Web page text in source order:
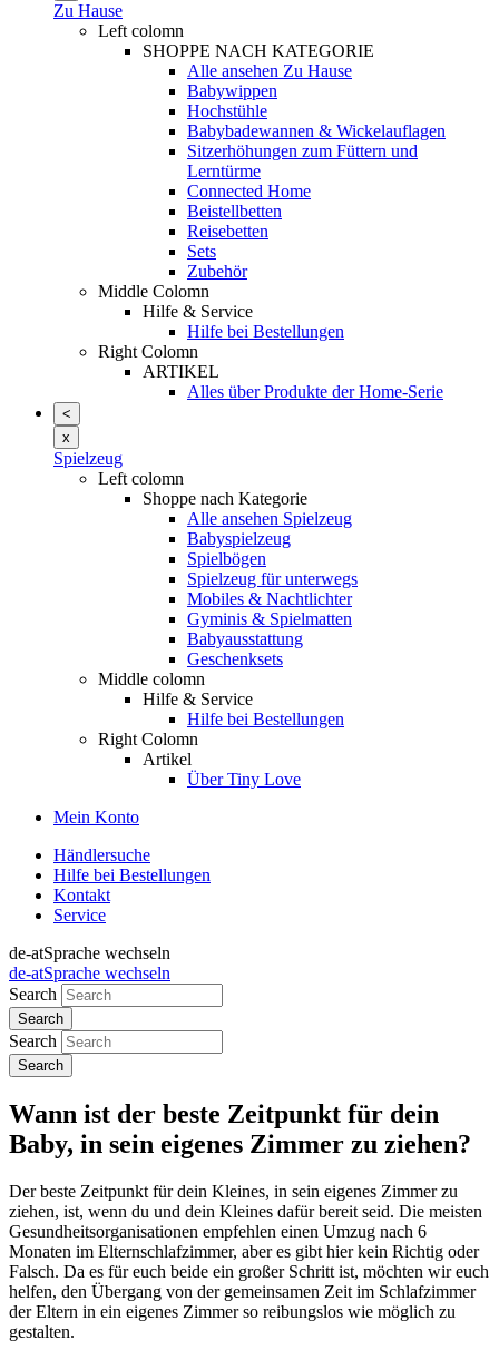
Zu Hause
Left colomn
SHOPPE NACH KATEGORIE
Alle ansehen Zu Hause
Babywippen
Hochstühle
Babybadewannen & Wickelauflagen
Sitzerhöhungen zum Füttern und
Lerntürme
Connected Home
Beistellbetten
Reisebetten
Sets
Zubehör
Middle Colomn
Hilfe & Service
Hilfe bei Bestellungen
Right Colomn
ARTIKEL
Alles über Produkte der Home-Serie
<
x
Spielzeug
Left colomn
Shoppe nach Kategorie
Alle ansehen Spielzeug
Babyspielzeug
Spielbögen
Spielzeug für unterwegs
Mobiles & Nachtlichter
Gyminis & Spielmatten
Babyausstattung
Geschenksets
Middle colomn
Hilfe & Service
Hilfe bei Bestellungen
Right Colomn
Artikel
Über Tiny Love
Mein Konto
Händlersuche
Hilfe bei Bestellungen
Kontakt
Service
de-atSprache wechseln
de-atSprache wechseln
Search
Search
Wann ist der beste Zeitpunkt für dein
Baby, in sein eigenes Zimmer zu ziehen?
Der beste Zeitpunkt für dein Kleines, in sein eigenes Zimmer zu
ziehen, ist, wenn du und dein Kleines dafür bereit seid. Die meisten
Gesundheitsorganisationen empfehlen einen Umzug nach 6
Monaten im Elternschlafzimmer, aber es gibt hier kein Richtig oder
Falsch. Da es für euch beide ein großer Schritt ist, möchten wir euch
helfen, den Übergang von der gemeinsamen Zeit im Schlafzimmer
der Eltern in ein eigenes Zimmer so reibungslos wie möglich zu
gestalten.